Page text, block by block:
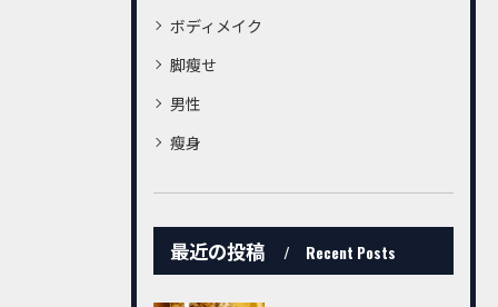
ボディメイク
脚瘦せ
男性
瘦身
最近の投稿 Recent Posts